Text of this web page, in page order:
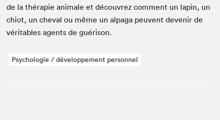
de la thérapie ani­male et décou­vrez com­ment un lapin, un
chiot, un cheval ou même un alpa­ga peu­vent devenir de
véri­ta­bles agents de guérison.
Psychologie / développement personnel